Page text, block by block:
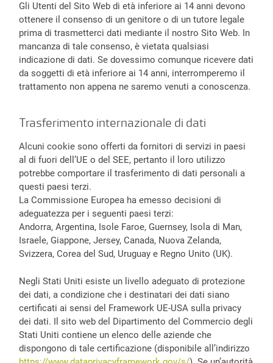
Gli Utenti del Sito Web di età inferiore ai 14 anni devono
ottenere il consenso di un genitore o di un tutore legale
prima di trasmetterci dati mediante il nostro Sito Web. In
mancanza di tale consenso, è vietata qualsiasi
indicazione di dati. Se dovessimo comunque ricevere dati
da soggetti di età inferiore ai 14 anni, interromperemo il
trattamento non appena ne saremo venuti a conoscenza.
Trasferimento internazionale di dati
Alcuni cookie sono offerti da fornitori di servizi in paesi
al di fuori dell’UE o del SEE, pertanto il loro utilizzo
potrebbe comportare il trasferimento di dati personali a
questi paesi terzi.
La Commissione Europea ha emesso decisioni di
adeguatezza per i seguenti paesi terzi:
Andorra, Argentina, Isole Faroe, Guernsey, Isola di Man,
Israele, Giappone, Jersey, Canada, Nuova Zelanda,
Svizzera, Corea del Sud, Uruguay e Regno Unito (UK).
Negli Stati Uniti esiste un livello adeguato di protezione
dei dati, a condizione che i destinatari dei dati siano
certificati ai sensi del Framework UE-USA sulla privacy
dei dati. Il sito web del Dipartimento del Commercio degli
Stati Uniti contiene un elenco delle aziende che
dispongono di tale certificazione (disponibile all’indirizzo